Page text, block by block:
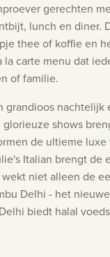
gerechten
lunch en diner.
thee of koffie en
la carte menu dat
of familie.
nachtelijk
shows
de ultieme
Italian brengt
niet alleen de
Delhi - het
biedt halal